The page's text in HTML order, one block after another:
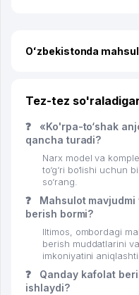
Oʻzbekistonda
Tez-tez
❓
«Ko'rpa-to‘shak
qancha turadi?
Narx model va
to‘g‘ri bo‘lishi uchun
so‘rang.
❓
Mahsulot mavjudmi
berish bormi?
Iltimos, ombordagi
berish muddatlarini
imkoniyatini
❓
Qanday kafolat
ishlaydi?